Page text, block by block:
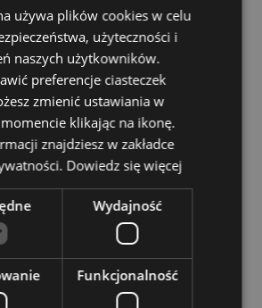
Francja (kontynentalna), Gujana
Niemcy, Gibraltar, Grecja,
(Wyspy Normandzkie),
Islandia, Irlandia, Wyspa Man
Włochy (kontynentalne), Jersey
Kosowo, Łotwa, Liechtenstein,
Macedonia Północna, Madera
Martynika, Majotta, Mołdawia,
Norwegia, Polska, Portugalia
Reunion, Rumunia, Rosja, Saint-
Hiszpania (kontynentalna),
Turcja, Ukraina, Wielka Brytania
Wielka Brytania (Irlandia Północna,
używa plików cookies w celu
użyteczności i
naszych użytkowników.
preferencje ciasteczek
zmienić ustawiania w
klikając na ikonę.
znajdziesz w zakładce
Dowiedz się więcej
Wydajność
Funkcjonalność